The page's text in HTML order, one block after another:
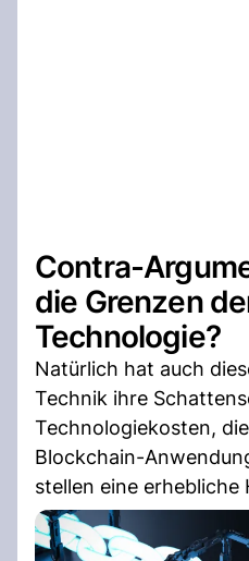
Contra-
die Grenzen
Technologie?
Natürlich hat auch
Technik ihre
Technologiekosten,
Blockchain-
stellen eine erhebliche